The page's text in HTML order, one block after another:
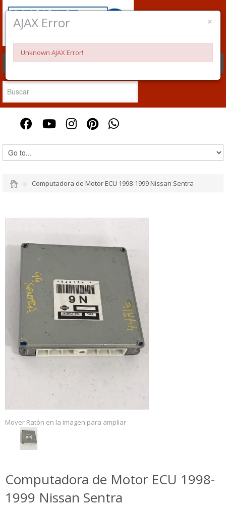
CONTACTENOS CREAR CUENTA ACCESO
Computadora de Motor ECU 1998-1999 Nissan Sentra
Mover Ratón en la imagen para ampliar
Computadora de Motor ECU 1998-
1999 Nissan Sentra
×
AJAX Error
Unknown AJAX Error!